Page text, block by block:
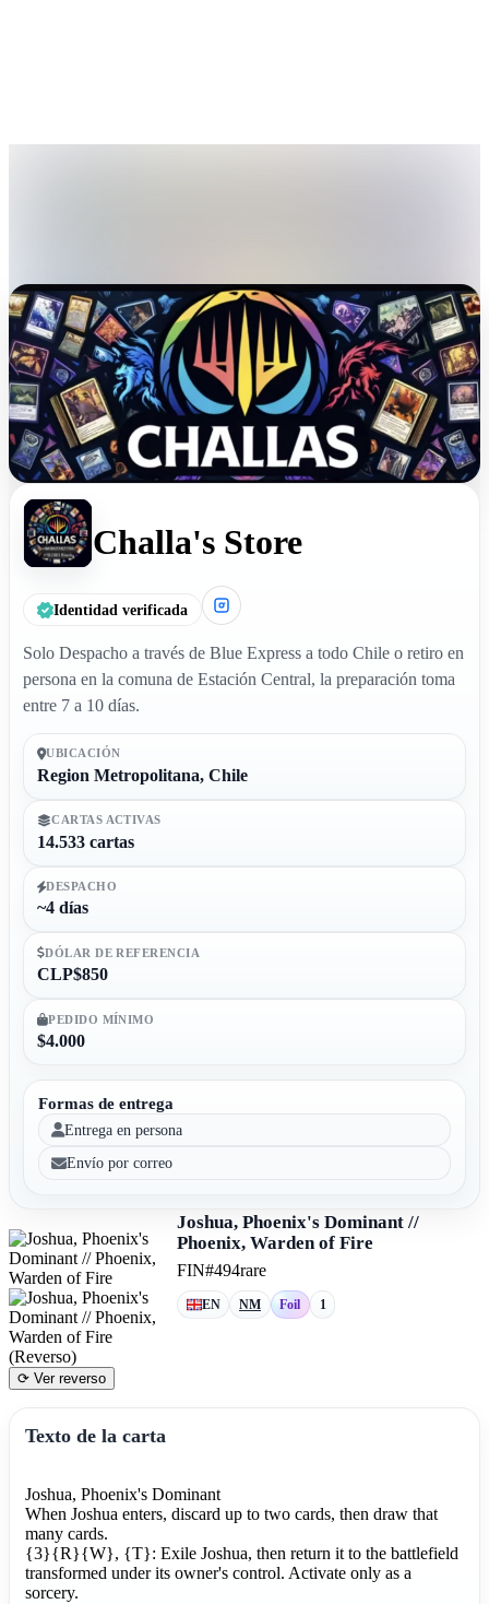
Challa's Store
Identidad verificada
Solo Despacho a través de Blue Express a todo Chile o retiro en
persona en la comuna de Estación Central, la preparación toma
entre 7 a 10 días.
UBICACIÓN
Region Metropolitana, Chile
CARTAS ACTIVAS
14.533 cartas
DESPACHO
~4 días
DÓLAR DE REFERENCIA
CLP$850
PEDIDO MÍNIMO
$4.000
Formas de entrega
Entrega en persona
Envío por correo
⟳ Ver reverso
Joshua, Phoenix's Dominant //
Phoenix, Warden of Fire
FIN#494rare
EN NM Foil 1
Texto de la carta
Joshua, Phoenix's Dominant
When Joshua enters, discard up to two cards, then draw that
many cards.
{3}{R}{W}, {T}: Exile Joshua, then return it to the battlefield
transformed under its owner's control. Activate only as a
sorcery.